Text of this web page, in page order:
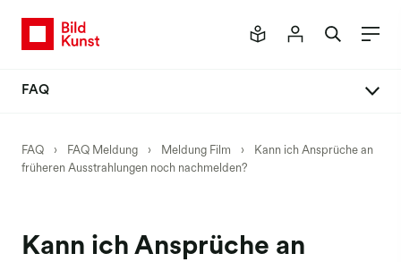
FAQ
Neues Mitgliederportal
Meldung Buch
FAQ › FAQ Meldung › Meldung Film ›
Kann ich Ansprüche an
früheren Ausstrahlungen noch nachmelden?
Kann ich Ansprüche an